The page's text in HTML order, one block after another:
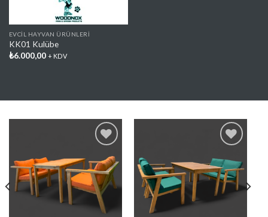
EVCIL HAYVAN ÜRÜNLERI
KK01 Kulübe
₺6.000,00 + KDV
Favorilere
Ekle
Favorilere
Ekle